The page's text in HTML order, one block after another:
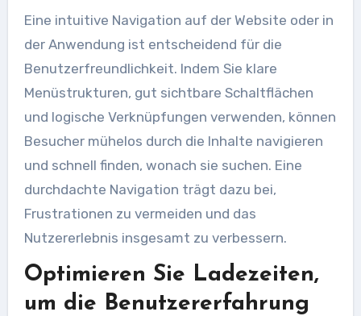
Eine intuitive Navigation auf der Website oder in
der Anwendung ist entscheidend für die
Benutzerfreundlichkeit. Indem Sie klare
Menüstrukturen, gut sichtbare Schaltflächen
und logische Verknüpfungen verwenden, können
Besucher mühelos durch die Inhalte navigieren
und schnell finden, wonach sie suchen. Eine
durchdachte Navigation trägt dazu bei,
Frustrationen zu vermeiden und das
Nutzererlebnis insgesamt zu verbessern.
Optimieren Sie Ladezeiten,
um die Benutzererfahrung